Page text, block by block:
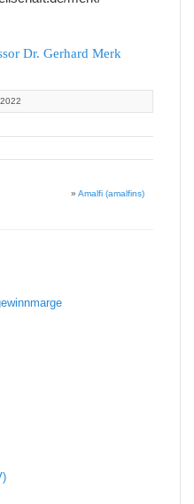
Dr. Gerhard Merk
» Amalfi (amalfins)